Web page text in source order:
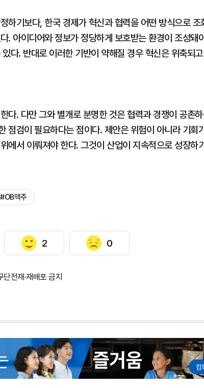
하기보다, 한국 경제가 혁신과 협력을 어떤 방식으로 조
. 아이디어와 정보가 정당하게 보호받는 환경이 조성돼
다. 반대로 이러한 기반이 약해질 경우 혁신은 위축되
다. 다만 그와 별개로 분명한 것은 협력과 경쟁이 공존
점검이 필요하다는 점이다. 제안은 위험이 아니라 기회
에서 이뤄져야 한다. 그것이 산업이 지속적으로 성장하
#OB맥주
2 0
전재·재배포 금지